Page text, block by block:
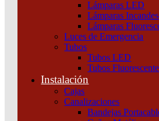
Lámparas LED
Lámparas
Lámparas
Luces de Emergencia
Tubos
Tubos LED
Tubos
Instalación
Cajas
Canalizaciones
Bandejas